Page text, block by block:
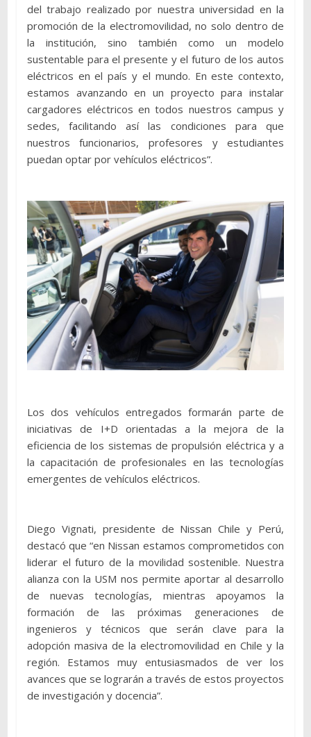
del trabajo realizado por nuestra universidad en la
promoción de la electromovilidad, no solo dentro de
la institución, sino también como un modelo
sustentable para el presente y el futuro de los autos
eléctricos en el país y el mundo. En este contexto,
estamos avanzando en un proyecto para instalar
cargadores eléctricos en todos nuestros campus y
sedes, facilitando así las condiciones para que
nuestros funcionarios, profesores y estudiantes
puedan optar por vehículos eléctricos”.
Los dos vehículos entregados formarán parte de
iniciativas de I+D orientadas a la mejora de la
eficiencia de los sistemas de propulsión eléctrica y a
la capacitación de profesionales en las tecnologías
emergentes de vehículos eléctricos.
Diego Vignati, presidente de Nissan Chile y Perú,
destacó que “en Nissan estamos comprometidos con
liderar el futuro de la movilidad sostenible. Nuestra
alianza con la USM nos permite aportar al desarrollo
de nuevas tecnologías, mientras apoyamos la
formación de las próximas generaciones de
ingenieros y técnicos que serán clave para la
adopción masiva de la electromovilidad en Chile y la
región. Estamos muy entusiasmados de ver los
avances que se lograrán a través de estos proyectos
de investigación y docencia”.